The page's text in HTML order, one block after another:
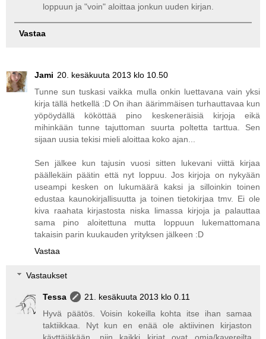
loppuun ja "voin" aloittaa jonkun uuden kirjan.
Vastaa
Jami 20. kesäkuuta 2013 klo 10.50
Tunne sun tuskasi vaikka mulla onkin luettavana vain yksi
kirja tällä hetkellä :D On ihan äärimmäisen turhauttavaa kun
yöpöydällä kököttää pino keskeneräisiä kirjoja eikä
mihinkään tunne tajuttoman suurta poltetta tarttua. Sen
sijaan uusia tekisi mieli aloittaa koko ajan...
Sen jälkee kun tajusin vuosi sitten lukevani viittä kirjaa
päällekäin päätin että nyt loppuu. Jos kirjoja on nykyään
useampi kesken on lukumäärä kaksi ja silloinkin toinen
edustaa kaunokirjallisuutta ja toinen tietokirjaa tmv. Ei ole
kiva raahata kirjastosta niska limassa kirjoja ja palauttaa
sama pino aloitettuna mutta loppuun lukemattomana
takaisin parin kuukauden yrityksen jälkeen :D
Vastaa
Vastaukset
Tessa
21. kesäkuuta 2013 klo 0.11
Hyvä päätös. Voisin kokeilla kohta itse ihan samaa
taktiikkaa. Nyt kun en enää ole aktiivinen kirjaston